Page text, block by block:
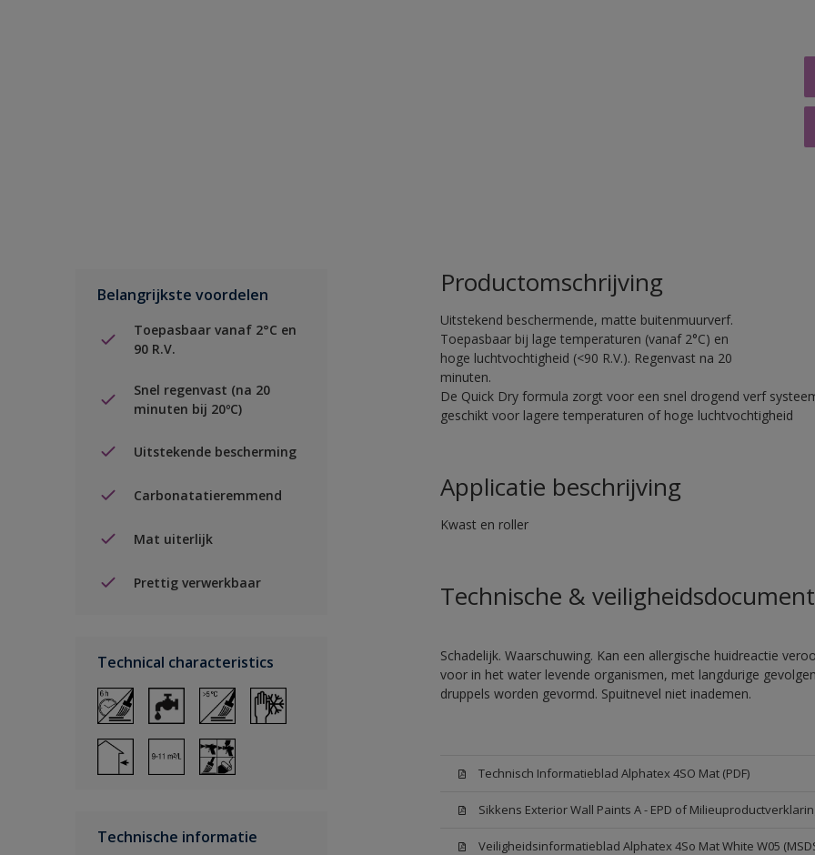
Belangrijkste voordelen
Toepasbaar vanaf 2°C en
90 R.V.
Snel regenvast (na 20
minuten bij 20ºC)
Uitstekende bescherming
Carbonatatieremmend
Mat uiterlijk
Prettig verwerkbaar
Technical characteristics
Technische informatie
Productomschrijving
Uitstekend beschermende, matte buitenmuurverf.
Toepasbaar bij lage temperaturen (vanaf 2°C) en
hoge luchtvochtigheid (<90 R.V.). Regenvast na 20
minuten.
De Quick Dry formula zorgt voor een snel drogend verf
geschikt voor lagere temperaturen of hoge luchtvochtigheid
Applicatie beschrijving
Kwast en roller
Technische &
Schadelijk. Waarschuwing. Kan een allergische huidreactie
voor in het water levende organismen, met langdurige
druppels worden gevormd. Spuitnevel niet inademen.
Technisch Informatieblad Alphatex 4SO Mat (PDF)
Sikkens Exterior Wall Paints A - EPD of
Veiligheidsinformatieblad Alphatex 4So Mat White W05